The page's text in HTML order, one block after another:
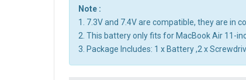
Note :
1. 7.3V and 7.4V are compatible, they are in
2. This battery only fits for MacBook Air 11-
3. Package Includes: 1 x Battery ,2 x